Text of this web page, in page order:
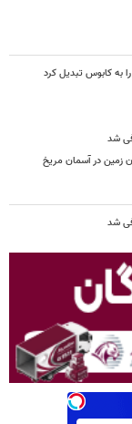
به کابوس تبدیل کرد
شد
زمین در آسمان مریخ
شد